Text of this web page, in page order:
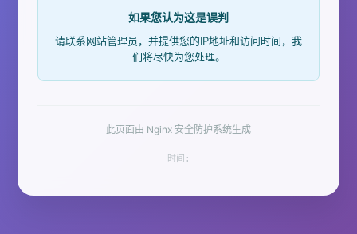
如果您认为这是误判
请联系网站管理员，并提供您的IP地址和访问时间，我
们将尽快为您处理。
此页面由 Nginx 安全防护系统生成
时间: